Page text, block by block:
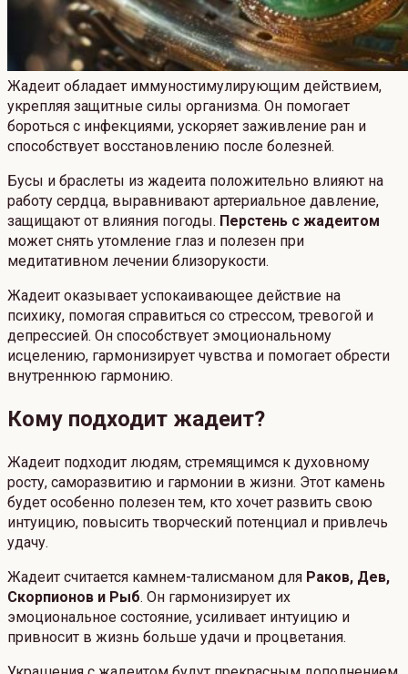
Жадеит обладает иммуностимулирующим действием,
укрепляя защитные силы организма. Он помогает
бороться с инфекциями, ускоряет заживление ран и
способствует восстановлению после болезней.
Бусы и браслеты из жадеита положительно влияют на
работу сердца, выравнивают артериальное давление,
защищают от влияния погоды. Перстень с жадеитом
может снять утомление глаз и полезен при
медитативном лечении близорукости.
Жадеит оказывает успокаивающее действие на
психику, помогая справиться со стрессом, тревогой и
депрессией. Он способствует эмоциональному
исцелению, гармонизирует чувства и помогает обрести
внутреннюю гармонию.
Кому подходит жадеит?
Жадеит подходит людям, стремящимся к духовному
росту, саморазвитию и гармонии в жизни. Этот камень
будет особенно полезен тем, кто хочет развить свою
интуицию, повысить творческий потенциал и привлечь
удачу.
Жадеит считается камнем-талисманом для Раков, Дев,
Скорпионов и Рыб. Он гармонизирует их
эмоциональное состояние, усиливает интуицию и
привносит в жизнь больше удачи и процветания.